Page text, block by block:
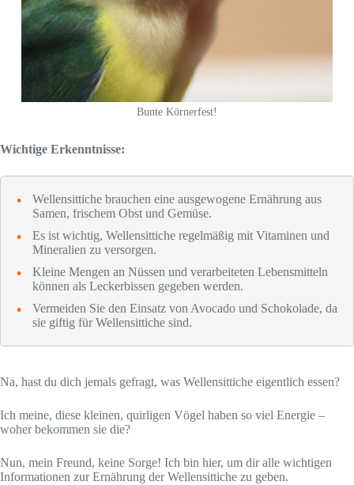
Bunte Körnerfest!
Wichtige Erkenntnisse:
Wellensittiche brauchen eine ausgewogene Ernährung aus
Samen, frischem Obst und Gemüse.
Es ist wichtig, Wellensittiche regelmäßig mit Vitaminen und
Mineralien zu versorgen.
Kleine Mengen an Nüssen und verarbeiteten Lebensmitteln
können als Leckerbissen gegeben werden.
Vermeiden Sie den Einsatz von Avocado und Schokolade, da
sie giftig für Wellensittiche sind.
Na, hast du dich jemals gefragt, was Wellensittiche eigentlich essen?
Ich meine, diese kleinen, quirligen Vögel haben so viel Energie –
woher bekommen sie die?
Nun, mein Freund, keine Sorge! Ich bin hier, um dir alle wichtigen
Informationen zur Ernährung der Wellensittiche zu geben.